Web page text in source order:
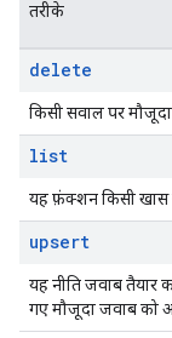
तरीके
delete
किसी सवाल पर
list
यह फ़ंक्शन किसी खास
upsert
यह नीति जवाब तैयार
गए मौजूदा जवाब को